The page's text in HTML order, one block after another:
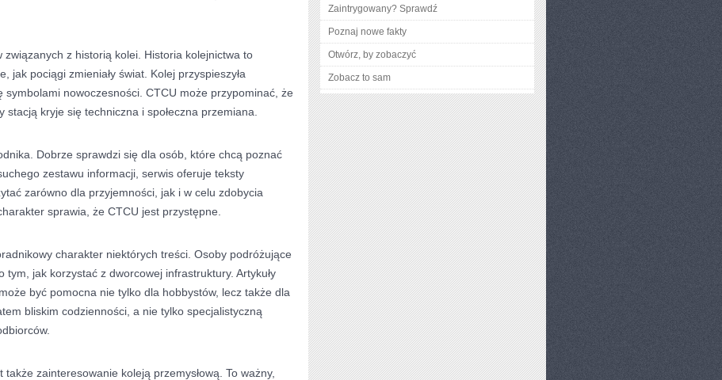
z historią kolei. Historia kolejnictwa to
jak pociągi zmieniały świat. Kolej przyspieszyła
symbolami nowoczesności. CTCU może przypominać, że
kryje się techniczna i społeczna przemiana.
Dobrze sprawdzi się dla osób, które chcą poznać
zestawu informacji, serwis oferuje teksty
zarówno dla przyjemności, jak i w celu zdobycia
sprawia, że CTCU jest przystępne.
charakter niektórych treści. Osoby podróżujące
tym, jak korzystać z dworcowej infrastruktury. Artykuły
być pomocna nie tylko dla hobbystów, lecz także dla
bliskim codzienności, a nie tylko specjalistyczną
zainteresowanie koleją przemysłową. To ważny,
Zaintrygowany? Sprawdź
Poznaj nowe fakty
Otwórz, by zobaczyć
Zobacz to sam